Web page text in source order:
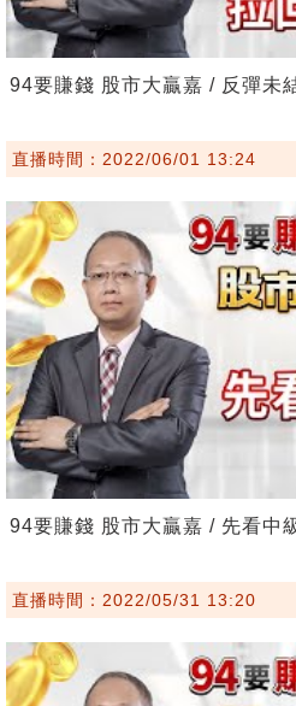
94要賺錢 股市大贏嘉 / 反彈未
直播時間：2022/06/01 13:24
94要賺錢 股市大贏嘉 / 先看中
直播時間：2022/05/31 13:20